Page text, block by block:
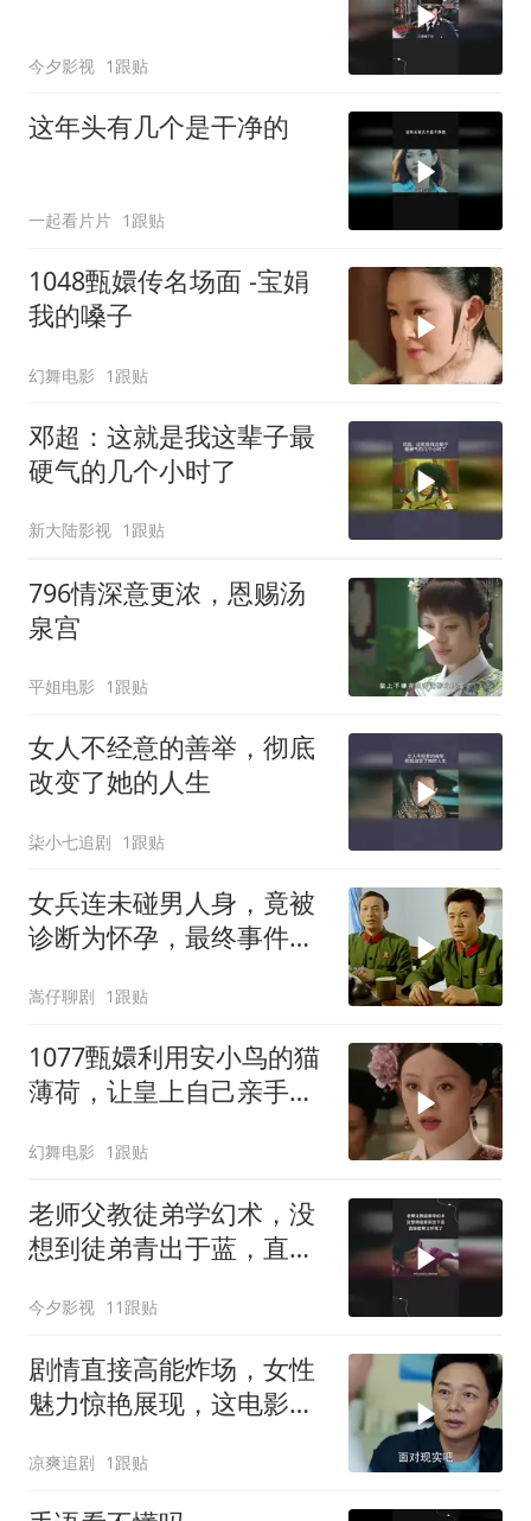
今夕影视 1跟贴
这年头有几个是干净的
一起看片片 1跟贴
1048甄嬛传名场面 -宝娟
我的嗓子
幻舞电影 1跟贴
邓超：这就是我这辈子最
硬气的几个小时了
新大陆影视 1跟贴
796情深意更浓，恩赐汤
泉宫
平姐电影 1跟贴
女人不经意的善举，彻底
改变了她的人生
柒小七追剧 1跟贴
女兵连未碰男人身，竟被
诊断为怀孕，最终事件酿
嵩仔聊剧 1跟贴
1077甄嬛利用安小鸟的猫
薄荷，让皇上自己亲手杖
幻舞电影 1跟贴
老师父教徒弟学幻术，没
想到徒弟青出于蓝，直接
今夕影视 11跟贴
剧情直接高能炸场，女性
魅力惊艳展现，这电影堪
凉爽追剧 1跟贴